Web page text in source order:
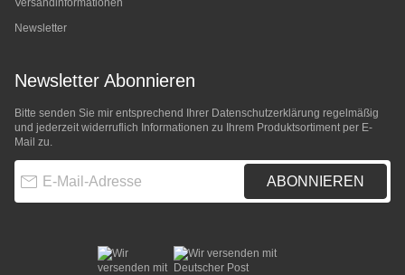
Versandinformationen
Newsletter
Newsletter Abonnieren
Bitte senden Sie mir entsprechend Ihrer Datenschutzerklärung regelmäßig
und jederzeit widerruflich Informationen zu Ihrem Produktsortiment per E-
Mail zu.
ABONNIEREN